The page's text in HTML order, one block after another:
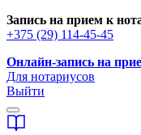
Запись на прием к
+375 (29) 114-45-45
Онлайн-запись на
Для нотариусов
Выйти